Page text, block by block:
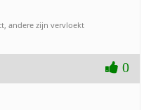
andere zijn vervloekt
0